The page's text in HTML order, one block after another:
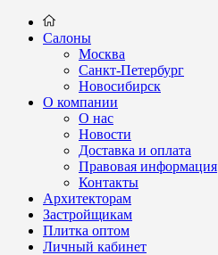
Салоны
Москва
Санкт-Петербург
Новосибирск
О компании
О нас
Новости
Доставка и оплата
Правовая информация
Контакты
Архитекторам
Застройщикам
Плитка оптом
Личный кабинет